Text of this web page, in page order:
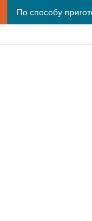
По способу